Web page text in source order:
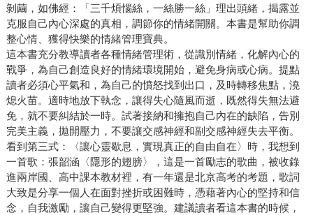
剝繭，如佛經：「三千煩惱絲，一絲勝一絲」理出頭緒，揭露並
克服自己內心深處的真相，調節你的情緒開關。本書是幫助你調
整心情、獲得快樂的情緒管理寶典。
這本書充分教導讀者各種情緒管理術，從識別情緒，化解內心的
戰爭，為自己創造良好的情緒環境開始，避免身病或心病。提點
讀者必須心平氣和，為自己的憤怒找到出口，及時轉移焦點，澆
熄火苗。適時地放下執念，讓得失心隨風而逝，既然得失無法避
免，就不要糾結於一時。試著接納和擁抱自己內在的缺陷，告別
完美主義，拋開壓力，不要讓交感神經和副交感神經失去平衡。
看到第三式：〈讓心靈歇息，實現真正的自由自在〉時，我想到
一首歌：張韶涵〈隱形的翅膀〉，這是一首勵志的歌曲，被收錄
進兩岸國、高中課本教材裡，有一年還是北京高考的考題，歌詞
大致是分享一個人在面對挫折或困難時，憑藉著內心的堅持和信
念，自我激勵，讓自己變得更堅強。建議讀者看這本書的時候，